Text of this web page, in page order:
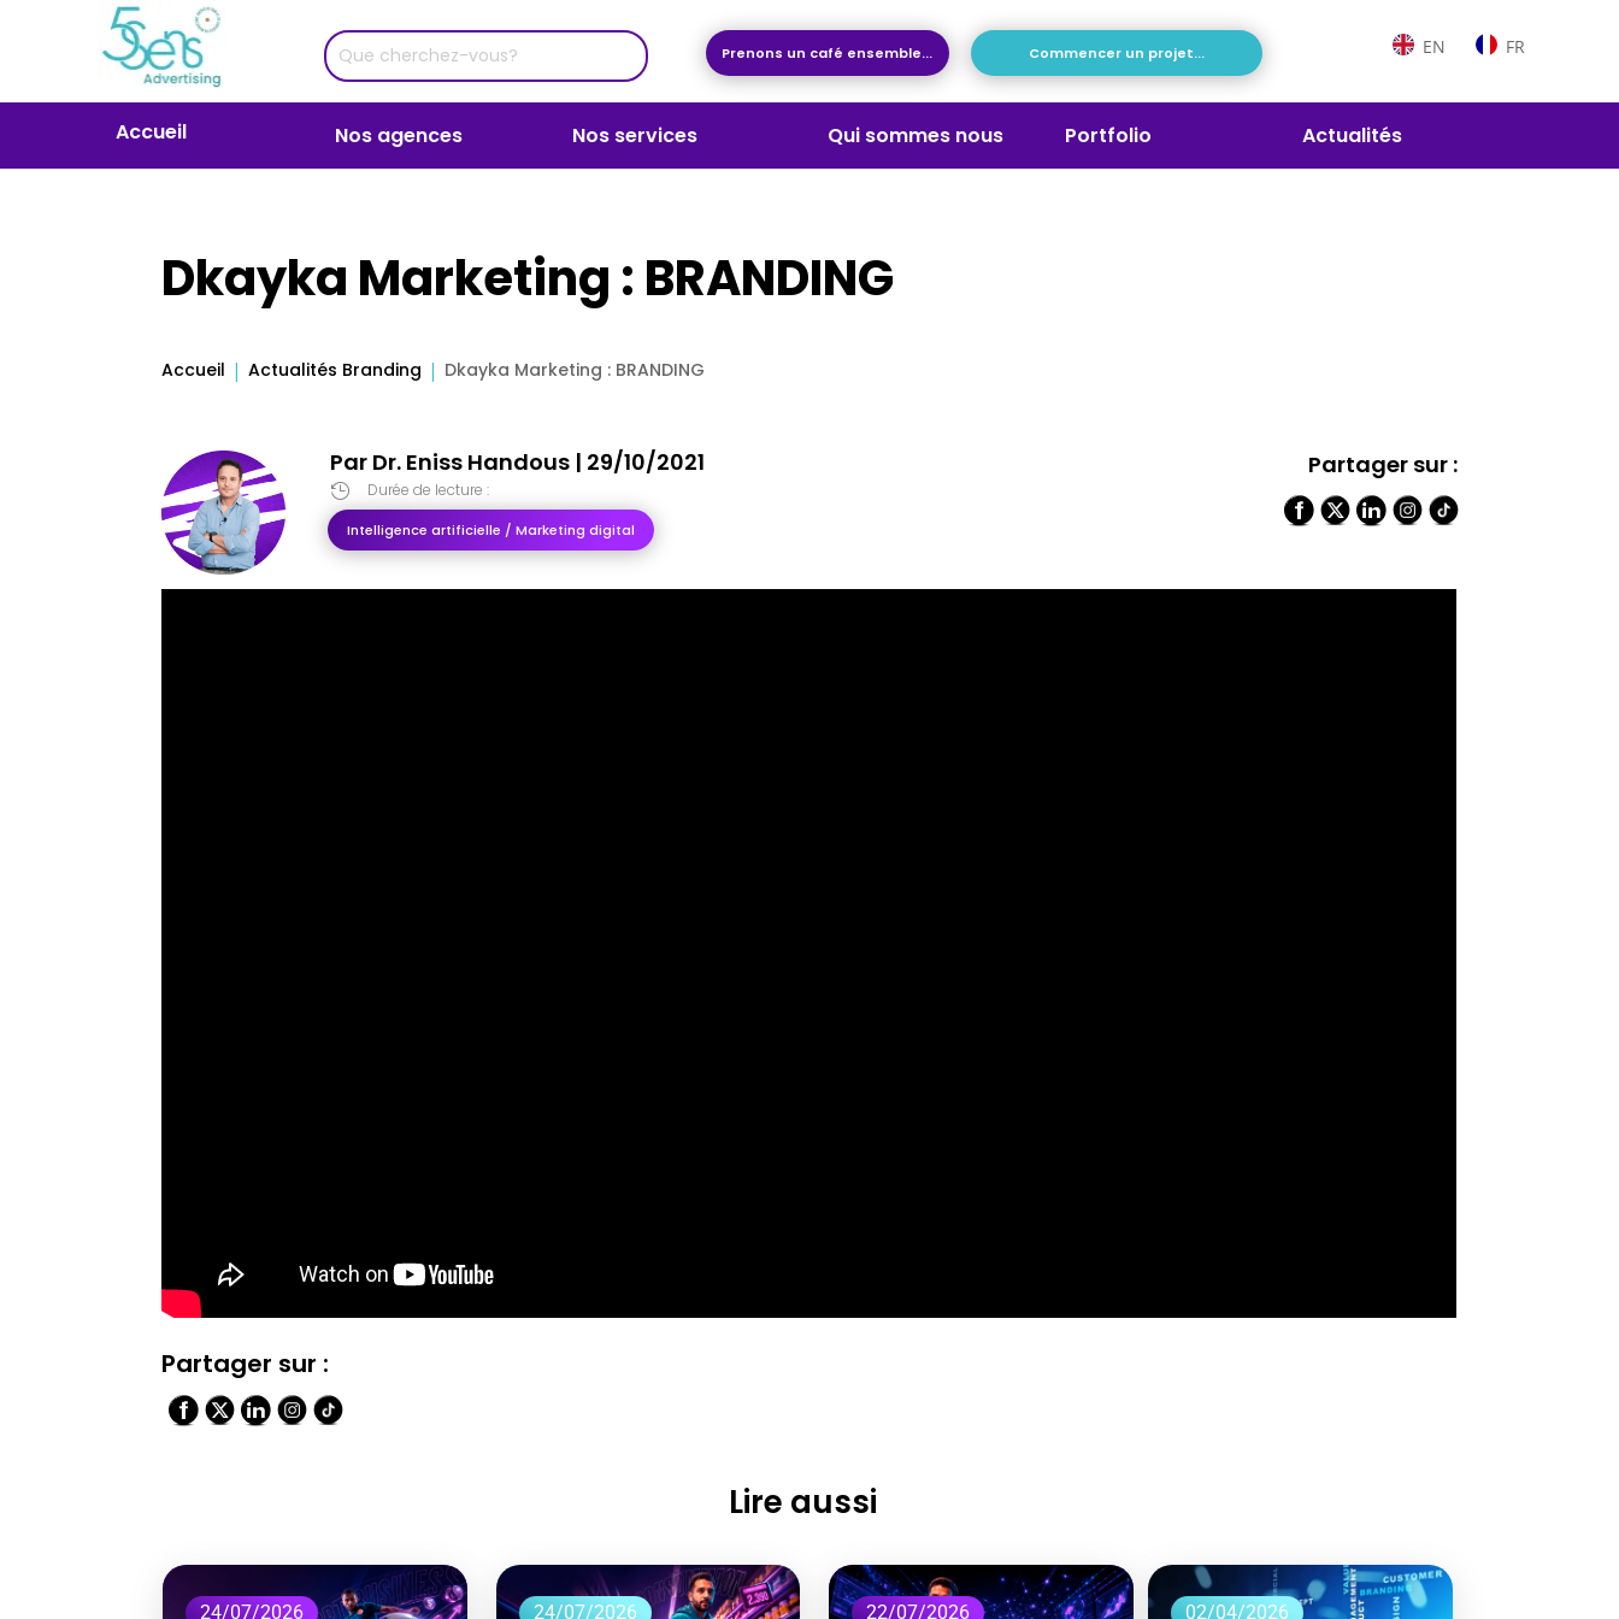
Prenons un café ensemble... Commencer un projet... EN FR
Accueil Nos agences Nos services Qui sommes nous Portfolio Actualités
Dkayka Marketing : BRANDING
Accueil Actualités Branding Dkayka Marketing : BRANDING
Par Dr. Eniss Handous | 29/10/2021
 Durée de lecture :
Intelligence artificielle / Marketing digital
Partager sur :
Partager sur :
Lire aussi
24/07/2026 24/07/2026 22/07/2026 02/04/2026